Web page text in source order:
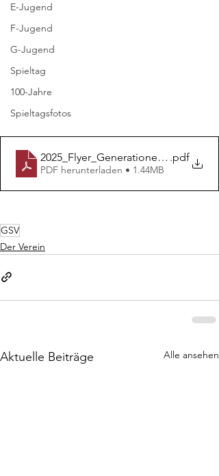
E-Jugend
F-Jugend
G-Jugend
Spieltag
100-Jahre
Spieltagsfotos
.pdf
PDF herunterladen • 1.44MB
GSV
Der Verein
Aktuelle Beiträge Alle ansehen